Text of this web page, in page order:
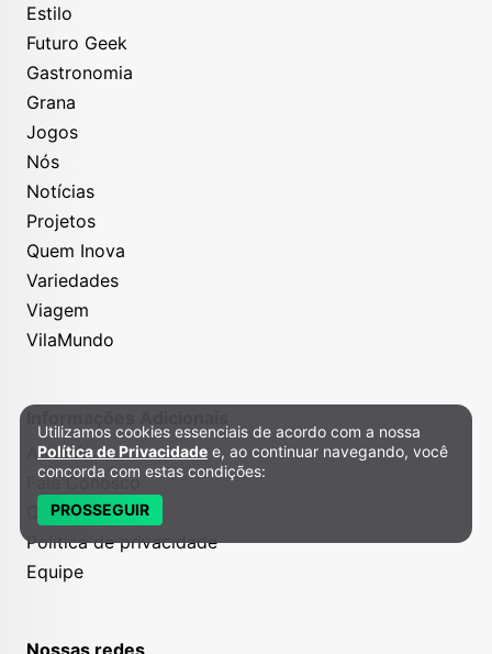
Estilo
Futuro Geek
Gastronomia
Grana
Jogos
Nós
Notícias
Projetos
Quem Inova
Variedades
Viagem
VilaMundo
Anuncie
Fale Conosco
Quem somos
Política de privacidade
Equipe
Nossas redes
Política de Privacidade e Cookies
Utilizamos cookies essenciais de acordo com a nossa
Política de Privacidade e, ao continuar navegando, você
concorda com estas condições:
PROSSEGUIR